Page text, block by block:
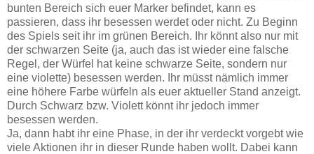
bunten Bereich sich euer Marker befindet, kann es
passieren, dass ihr besessen werdet oder nicht. Zu Beginn
des Spiels seit ihr im grünen Bereich. Ihr könnt also nur mit
der schwarzen Seite (ja, auch das ist wieder eine falsche
Regel, der Würfel hat keine schwarze Seite, sondern nur
eine violette) besessen werden. Ihr müsst nämlich immer
eine höhere Farbe würfeln als euer aktueller Stand anzeigt.
Durch Schwarz bzw. Violett könnt ihr jedoch immer
besessen werden.
Ja, dann habt ihr eine Phase, in der ihr verdeckt vorgebt wie
viele Aktionen ihr in dieser Runde haben wollt. Dabei kann